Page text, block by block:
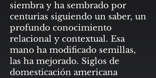
siembra y ha sembrado por
centurias siguiendo un saber, un
profundo conocimiento
relacional y contextual. Esa
mano ha modificado semillas,
las ha mejorado. Siglos de
domesticación americana